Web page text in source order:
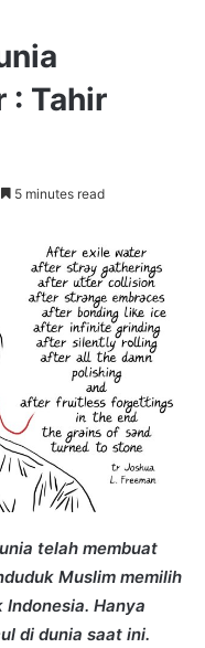
: Tahir
5 minutes read
telah membuat
Muslim memilih
Hanya
di dunia saat ini.